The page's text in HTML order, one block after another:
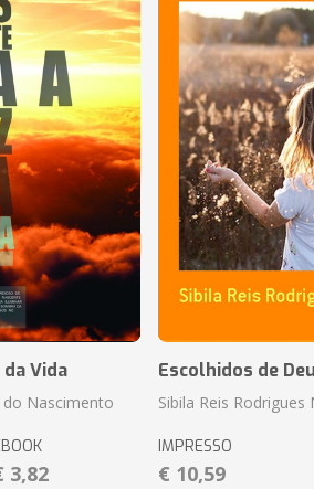
Vida
do Nascimento
3,82
Escolhidos de
Sibila Reis
IMPRESSO
€ 10,59